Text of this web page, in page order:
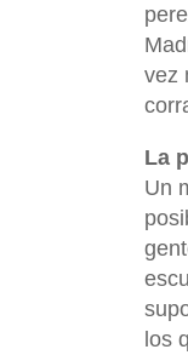
vez
La
Un
los